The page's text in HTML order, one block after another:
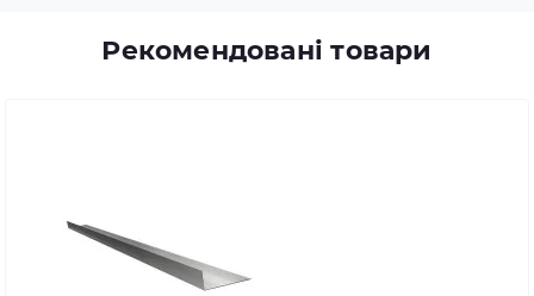
Рекомендовані товари